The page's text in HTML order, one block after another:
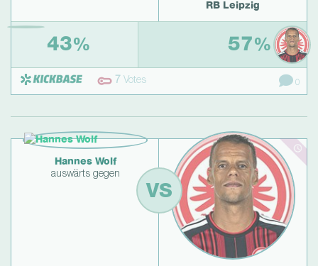
RB Leipzig
43% 57%
7 Votes 0
Hannes Wolf
auswärts gegen
VS